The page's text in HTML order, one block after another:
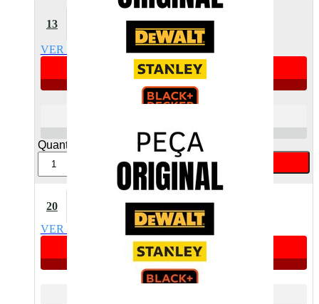
13
Conjunto De Chave +
Mandril 1/2 Dewalt 185076-
VER DETALHES
Apenas 3 unidades
R$ 62,09
Atacado
Varejo
Quant:
Comprar
20
Bucha De Apoio Stretch
Dewalt 464292-00
VER DETALHES
Apenas 2 unidades
R$ 6,66
Atacado